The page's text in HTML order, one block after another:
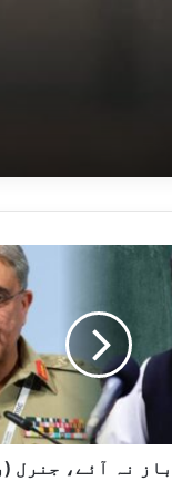
ہلاکت پر
مظاہرین کے تشدد
نہ آئے، جنرل